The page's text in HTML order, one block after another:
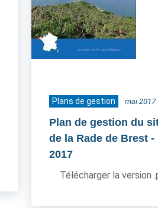
Plans de gestion mai 2017
Plan de gestion du
de la Rade de Brest -
2017
Télécharger la version